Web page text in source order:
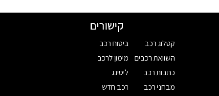
קישורים
קטלוג רכב
השוואת רכבים
כתבות רכב
מבחני רכב
ביטוח רכב
מימון לרכב
ליסינג
רכב חדש